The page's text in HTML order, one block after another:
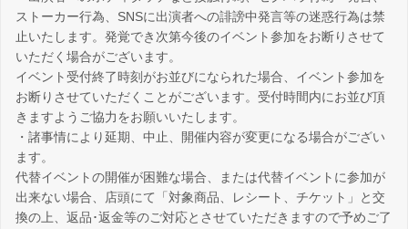
ストーカー行為、SNSに出演者への誹謗中発言等の迷惑行為は禁
止いたします。発覚でき次第今後のイベント参加をお断りさせて
いただく場合がございます。
イベント受付終了時刻がお並びになられた場合、イベント参加を
お断りさせていただくことがございます。受付時間内にお並び頂
きますようご協力をお願いいたします。
・諸事情により延期、中止、開催内容が変更になる場合がござい
ます。
代替イベントの開催が困難な場合、または代替イベントに参加が
出来ない場合、店頭にて「対象商品、レシート、チケット」と交
換の上、返品･返金等のご対応とさせていただきますので予めご了